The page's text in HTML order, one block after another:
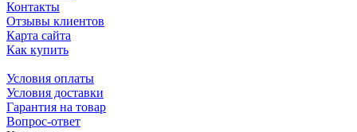
Контакты
Отзывы клиентов
Карта сайта
Как купить
Условия оплаты
Условия доставки
Гарантия на товар
Вопрос-ответ